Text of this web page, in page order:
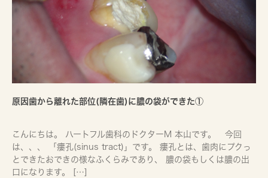
原因歯から離れた部位(隣在歯)に膿の袋ができた①
こんにちは。 ハートフル歯科のドクターM 本山です。 今回
は、、、 「瘻孔(sinus tract)」です。 瘻孔とは、歯肉にプクっ
とできたおできの様なふくらみであり、 膿の袋もしくは膿の出
口になります。 […]